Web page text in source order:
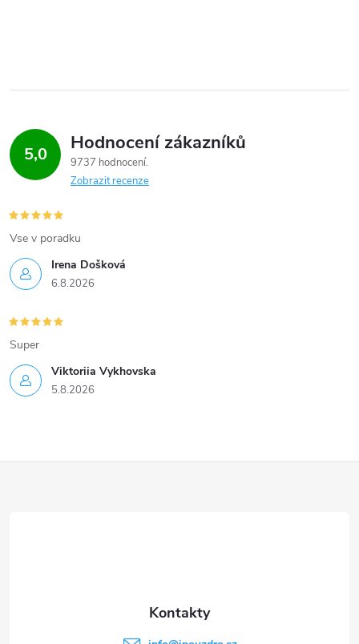
5,0 Hodnocení zákazníků
9737 hodnocení
Zobrazit recenze
Irena Došková
6.8.2026
Vse v poradku
Viktoriia Vykhovska
5.8.2026
Super